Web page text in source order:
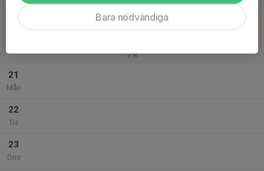
v.8
21
Mån
22
Tis
23
Ons
Bara nödvändiga